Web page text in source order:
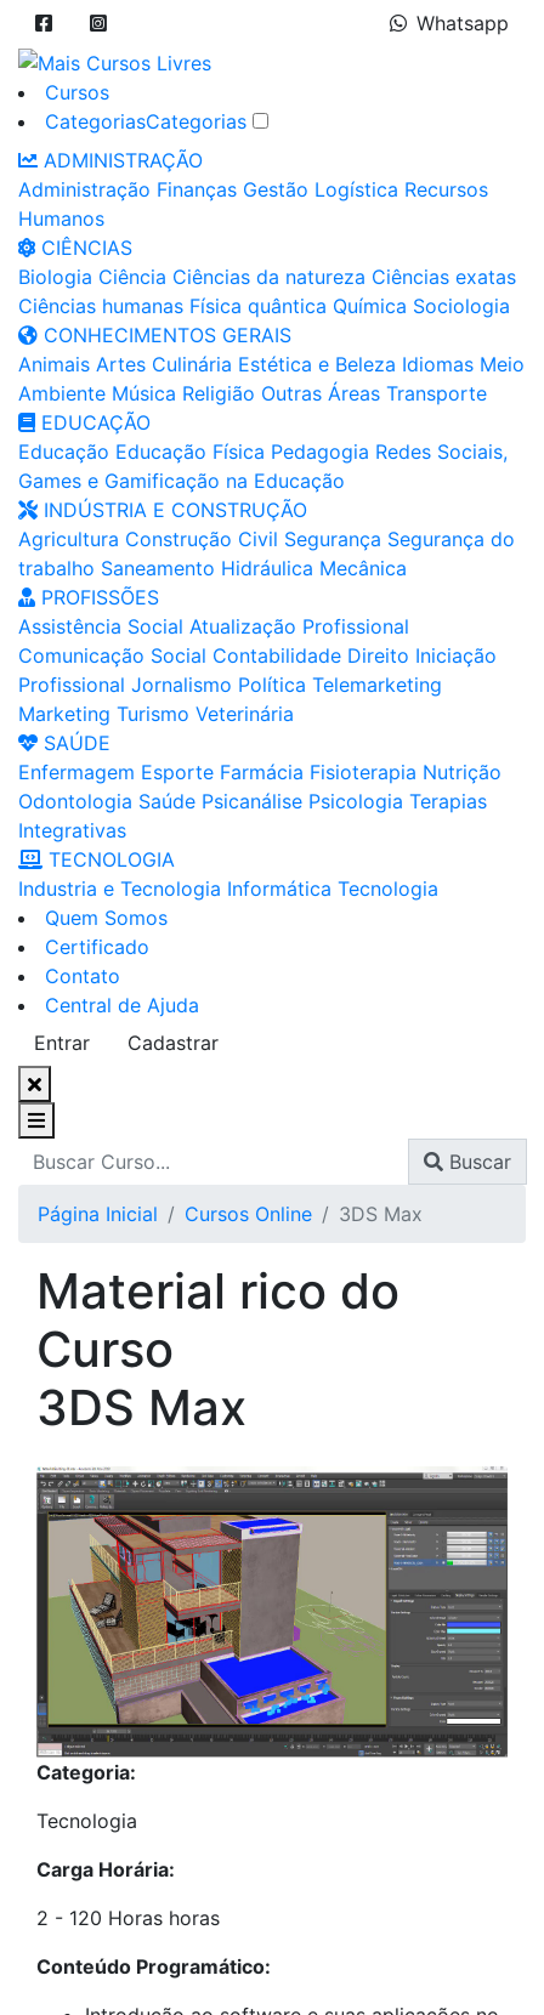
Whatsapp
Cursos
CategoriasCategorias
ADMINISTRAÇÃO
Administração Finanças Gestão Logística Recursos
Humanos
CIÊNCIAS
Biologia Ciência Ciências da natureza Ciências exatas
Ciências humanas Física quântica Química Sociologia
CONHECIMENTOS GERAIS
Animais Artes Culinária Estética e Beleza Idiomas Meio
Ambiente Música Religião Outras Áreas Transporte
EDUCAÇÃO
Educação Educação Física Pedagogia Redes Sociais,
Games e Gamificação na Educação
INDÚSTRIA E CONSTRUÇÃO
Agricultura Construção Civil Segurança Segurança do
trabalho Saneamento Hidráulica Mecânica
PROFISSÕES
Assistência Social Atualização Profissional
Comunicação Social Contabilidade Direito Iniciação
Profissional Jornalismo Política Telemarketing
Marketing Turismo Veterinária
SAÚDE
Enfermagem Esporte Farmácia Fisioterapia Nutrição
Odontologia Saúde Psicanálise Psicologia Terapias
Integrativas
TECNOLOGIA
Industria e Tecnologia Informática Tecnologia
Quem Somos
Certificado
Contato
Central de Ajuda
Entrar
Cadastrar
Buscar
Página Inicial Cursos Online 3DS Max
Material rico do
Curso
3DS Max
Categoria:
Tecnologia
Carga Horária:
2 - 120 Horas horas
Conteúdo Programático: